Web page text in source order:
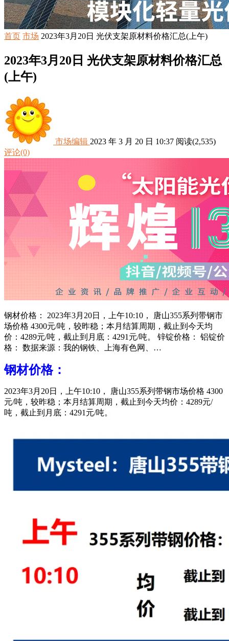
首页 市场 2023年3月20日 光伏支架原材料价格汇总(上午)
2023年3月20日 光伏支架原材料价格汇总
(上午)
市场编辑 2023 年 3 月 20 日 10:37 阅读(2,535)
评论(0)
钢材价格： 2023年3月20日，上午10:10， 唐山355系列带钢市
场价格 4300元/吨，较昨稳；本月结算周期，截止到今天均
价：4289元/吨，截止到月底：4291元/吨。 锌锭价格： 铝锭价
格： 数据来源：我的钢铁、上海有色网、…
钢材价格：
2023年3月20日，上午10:10， 唐山355系列带钢市场价格 4300
元/吨，较昨稳；本月结算周期，截止到今天均价：4289元/
吨，截止到月底：4291元/吨。